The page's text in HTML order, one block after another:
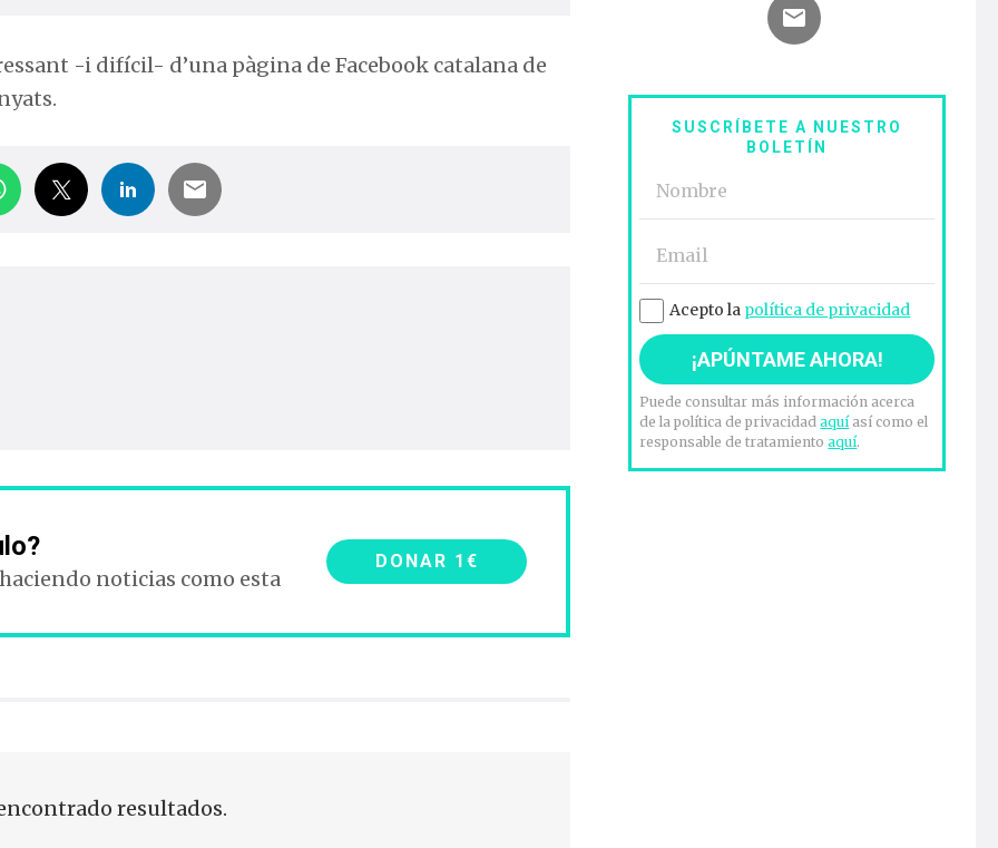
-i difícil- d’una pàgina de Facebook catalana de
noticias como esta
DONAR 1€
resultados.
SUSCRÍBETE A NUESTRO
BOLETÍN
Acepto la política de privacidad
Puede consultar más información acerca
de la política de privacidadaquíasí como el
responsable de tratamientoaquí.